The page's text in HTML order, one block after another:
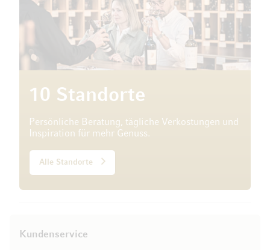
10 Standorte
Persönliche Beratung, tägliche Verkostungen und
Inspiration für mehr Genuss.
Alle Standorte
Kundenservice